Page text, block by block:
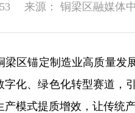
来源： 铜梁区融媒体
梁区锚定制造业高质量发
字化、绿色化转型赛道，
产模式提质增效，让传统